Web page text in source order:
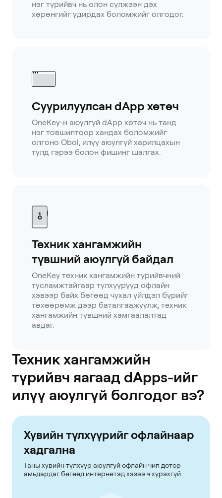
нэг түрийвч нь олон сүлжээн дэх
хөрөнгийг удирдах боломжийг олгодог.
Суурилуулсан dApp хөтөч
OneKey-н аюулгүй dApp хөтөч нь танд
нэг товшилтоор хандах боломжийг
олгоно Obol, илүү аюулгүй харилцахын
тулд гэрээ болон фишинг шалгах.
Техник хангамжийн
түвшний аюулгүй байдал
OneKey техник хангамжийн түрийвчний
тусламжтайгаар түлхүүрүүд офлайн
хэвээр байх бөгөөд чухал үйлдэл бүрийг
төхөөрөмж дээр баталгаажуулж, техник
хангамжийн түвшний хамгаалалтад
авдаг.
Техник хангамжийн
түрийвч яагаад dApps-ийг
илүү аюулгүй болгодог вэ?
Хувийн түлхүүрийг офлайнаар
хадгална
Таны хувийн түлхүүр аюулгүй офлайн чип дотор
амьдардаг бөгөөд интернетэд хэзээ ч хүрэхгүй.